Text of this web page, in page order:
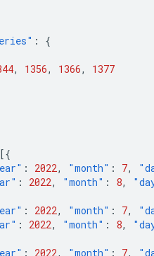
:
{
, 1356, 1366,
1377
[{
: 2022, "month" : 7,
: 2022, "month" : 8,
: 2022, "month" : 7,
: 2022, "month" : 8,
: 2022, "month" : 7,